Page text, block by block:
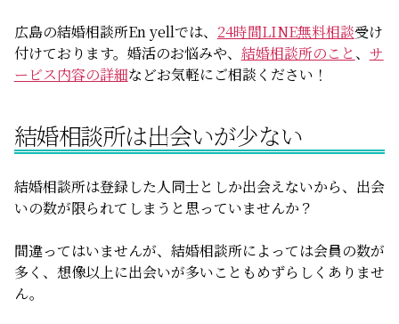
広島の結婚相談所En yellでは、 24時間LINE無料相談受け
付けております。婚活のお悩みや、 結婚相談所のこと、 サ
ービス内容の詳細などお気軽にご相談ください！
結婚相談所は出会いが少ない
結婚相談所は登録した人同士としか出会えないから、出会
いの数が限られてしまうと思っていませんか？
間違ってはいませんが、結婚相談所によっては会員の数が
多く、想像以上に出会いが多いこともめずらしくありませ
ん。